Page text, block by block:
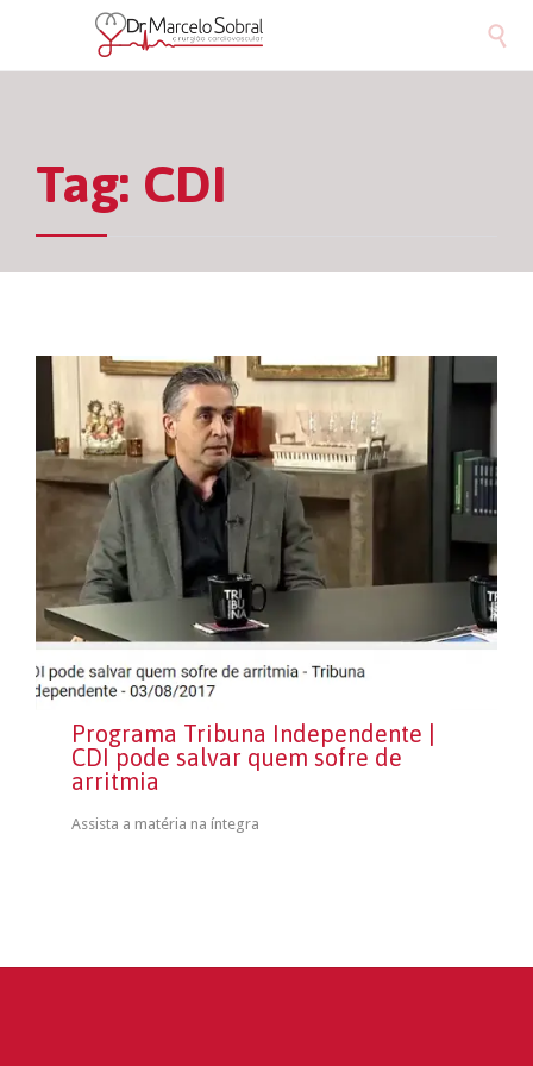

Tag: CDI
Programa Tribuna Independente |
CDI pode salvar quem sofre de
arritmia
Assista a matéria na íntegra